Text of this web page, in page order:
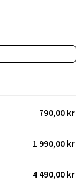
790,00 kr
1 990,00 kr
4 490,00 kr